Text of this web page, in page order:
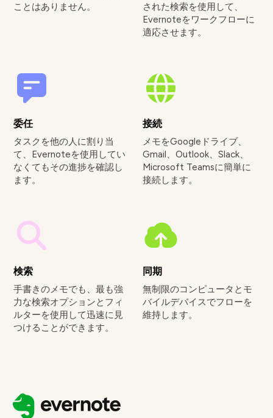
ことはありません。
された検索を使用して、
Evernoteをワークフローに
適応させます。
委任
タスクを他の人に割り当
て、Evernoteを使用してい
なくてもその進捗を確認し
ます。
接続
メモをGoogleドライブ、
Gmail、Outlook、Slack、
Microsoft Teamsに簡単に
接続します。
検索
手書きのメモでも、最も強
力な検索オプションとフィ
ルターを使用して迅速に見
つけることができます。
同期
無制限のコンピュータとモ
バイルデバイスでフローを
維持します。